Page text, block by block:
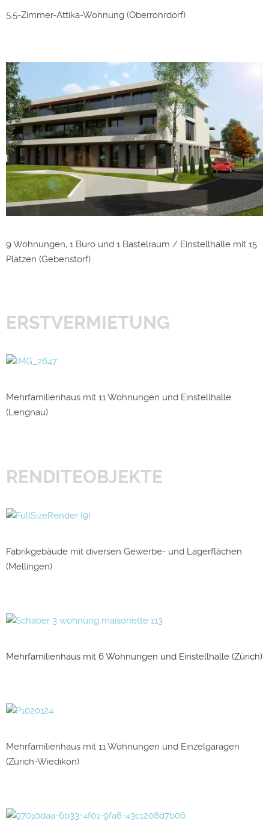
5.5-Zimmer-Attika-Wohnung (Oberrohrdorf)
9 Wohnungen, 1 Büro und 1 Bastelraum / Einstellhalle mit 15
Plätzen (Gebenstorf)
ERSTVERMIETUNG
Mehrfamilienhaus mit 11 Wohnungen und Einstellhalle
(Lengnau)
RENDITEOBJEKTE
Fabrikgebäude mit diversen Gewerbe- und Lagerflächen
(Mellingen)
Mehrfamilienhaus mit 6 Wohnungen und Einstellhalle (Zürich)
Mehrfamilienhaus mit 11 Wohnungen und Einzelgaragen
(Zürich-Wiedikon)